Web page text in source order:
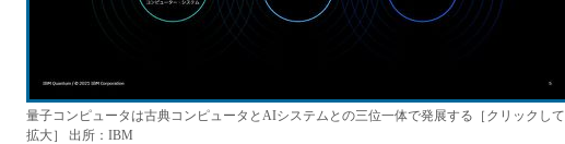
量子コンピュータは古典コンピュータとAIシステムとの三位一体で発展する［クリックして
拡大］ 出所：IBM